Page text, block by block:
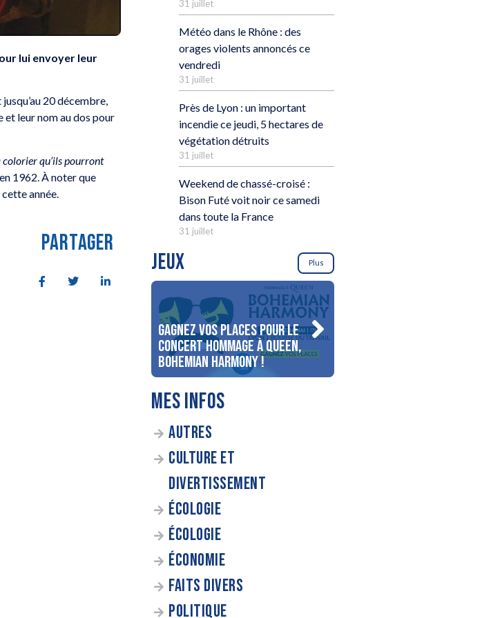
lui envoyer leur
20 décembre,
et leur nom au dos pour
colorier qu’ils pourront
1962. À noter que
année.
PARTAGER
31 juillet
Météo dans le Rhône : des
orages violents annoncés ce
vendredi
31 juillet
Près de Lyon : un important
incendie ce jeudi, 5 hectares de
végétation détruits
31 juillet
Weekend de chassé-croisé :
Bison Futé voit noir ce samedi
dans toute la France
31 juillet
JEUX Plus
Gagnez vos places pour le
concert Hommage à Queen,
Bohemian Harmony !
MES INFOS
AUTRES
CULTURE ET
DIVERTISSEMENT
ÉCOLOGIE
ÉCOLOGIE
ÉCONOMIE
FAITS DIVERS
POLITIQUE